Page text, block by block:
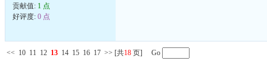
贡献值: 1 点
好评度: 0 点
<< 10 11 12 13 14 15 16 17 >> [共18 页] Go